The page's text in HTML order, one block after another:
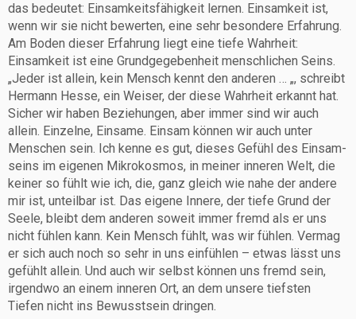
das bedeutet: Einsamkeitsfähigkeit lernen. Einsamkeit ist,
wenn wir sie nicht bewerten, eine sehr besondere Erfahrung.
Am Boden dieser Erfahrung liegt eine tiefe Wahrheit:
Einsamkeit ist eine Grundgegebenheit menschlichen Seins.
„Jeder ist allein, kein Mensch kennt den anderen … „, schreibt
Hermann Hesse, ein Weiser, der diese Wahrheit erkannt hat.
Sicher wir haben Beziehungen, aber immer sind wir auch
allein. Einzelne, Einsame. Einsam können wir auch unter
Menschen sein. Ich kenne es gut, dieses Gefühl des Einsam-
seins im eigenen Mikrokosmos, in meiner inneren Welt, die
keiner so fühlt wie ich, die, ganz gleich wie nahe der andere
mir ist, unteilbar ist. Das eigene Innere, der tiefe Grund der
Seele, bleibt dem anderen soweit immer fremd als er uns
nicht fühlen kann. Kein Mensch fühlt, was wir fühlen. Vermag
er sich auch noch so sehr in uns einfühlen – etwas lässt uns
gefühlt allein. Und auch wir selbst können uns fremd sein,
irgendwo an einem inneren Ort, an dem unsere tiefsten
Tiefen nicht ins Bewusstsein dringen.